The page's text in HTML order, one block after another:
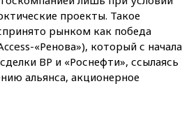
проекты. Такое
рынком как победа
«Ренова»), который с начала
BP и «Роснефти», ссылаясь
альянса, акционерное